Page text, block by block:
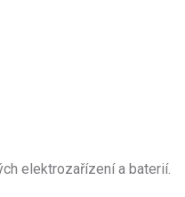
elektrozařízení a baterií.